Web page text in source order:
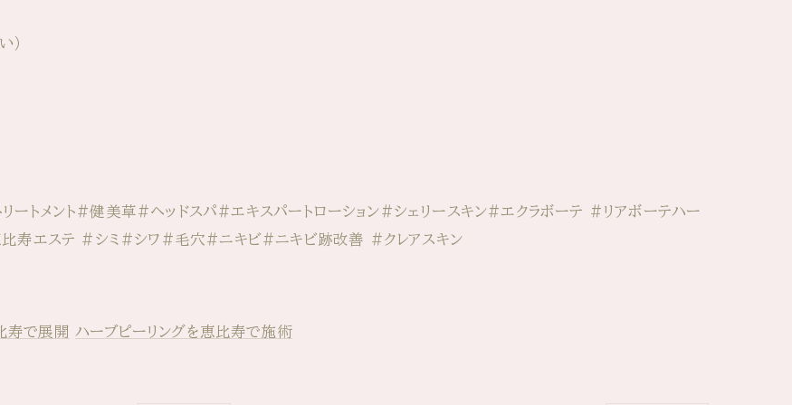
）
ートメント#健美草#ヘッドスパ#エキスパートローション#シェリースキン#エクラボーテ #リアボーテハー
比寿エステ #シミ#シワ#毛穴#ニキビ#ニキビ跡改善 #クレアスキン
寿で展開 ハーブピーリングを恵比寿で施術